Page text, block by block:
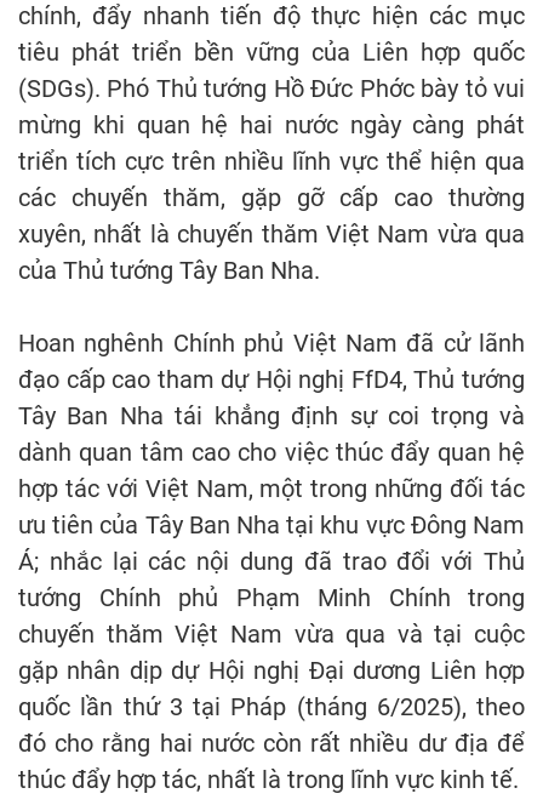
chính, đẩy nhanh tiến độ thực hiện các mục
tiêu phát triển bền vững của Liên hợp quốc
(SDGs). Phó Thủ tướng Hồ Đức Phớc bày tỏ vui
mừng khi quan hệ hai nước ngày càng phát
triển tích cực trên nhiều lĩnh vực thể hiện qua
các chuyến thăm, gặp gỡ cấp cao thường
xuyên, nhất là chuyến thăm Việt Nam vừa qua
của Thủ tướng Tây Ban Nha.
Hoan nghênh Chính phủ Việt Nam đã cử lãnh
đạo cấp cao tham dự Hội nghị FfD4, Thủ tướng
Tây Ban Nha tái khẳng định sự coi trọng và
dành quan tâm cao cho việc thúc đẩy quan hệ
hợp tác với Việt Nam, một trong những đối tác
ưu tiên của Tây Ban Nha tại khu vực Đông Nam
Á; nhắc lại các nội dung đã trao đổi với Thủ
tướng Chính phủ Phạm Minh Chính trong
chuyến thăm Việt Nam vừa qua và tại cuộc
gặp nhân dịp dự Hội nghị Đại dương Liên hợp
quốc lần thứ 3 tại Pháp (tháng 6/2025), theo
đó cho rằng hai nước còn rất nhiều dư địa để
thúc đẩy hợp tác, nhất là trong lĩnh vực kinh tế.